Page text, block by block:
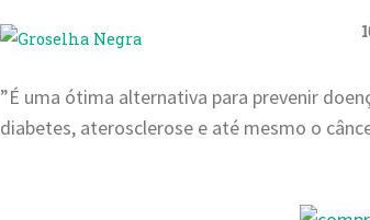
”É uma ótima alternativa para prevenir
diabetes, aterosclerose e até mesmo o